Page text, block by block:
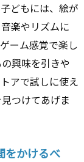
どもには、絵が
楽やリズムに
ーム感覚で楽し
興味を引きや
アで試しに使え
つけてあげま
をかけるべ